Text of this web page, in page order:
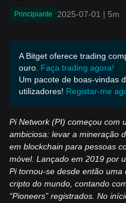
Principiante 2025-07-01 | 5m
A Bitget oferece trading
ouro. Faça trading agora!
Um pacote de boas-vindas
utilizadores! Registar-me
Pi Network (PI) começou com
ambiciosa: levar a mineração
em blockchain para pessoas
móvel. Lançado em 2019 por
Pi tornou-se desde então
cripto do mundo, contando
“Pioneers” registrados. No